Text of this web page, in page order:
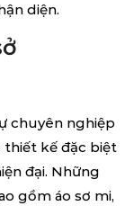
diện.
chuyên nghiệp
thiết kế đặc biệt
đại. Những
gồm áo sơ mi,